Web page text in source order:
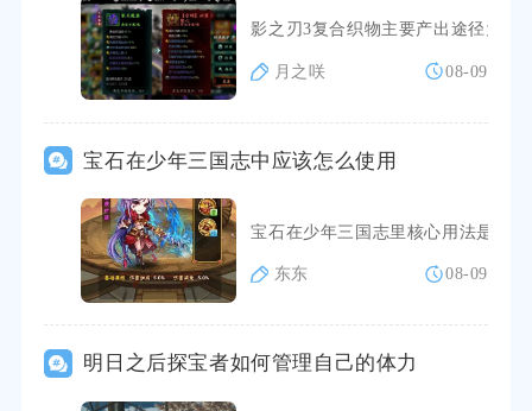
影之刃3复合织物主要产出途径为里
月之咲 08-09
宝石在少年三国志中应该怎么使用
宝石在少年三国志里核心用法是依
东东 08-09
明日之后探宝者如何管理自己的体力